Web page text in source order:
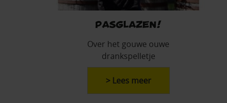
Pasglazen!
Over het gouwe ouwe
drankspelletje
> Lees meer